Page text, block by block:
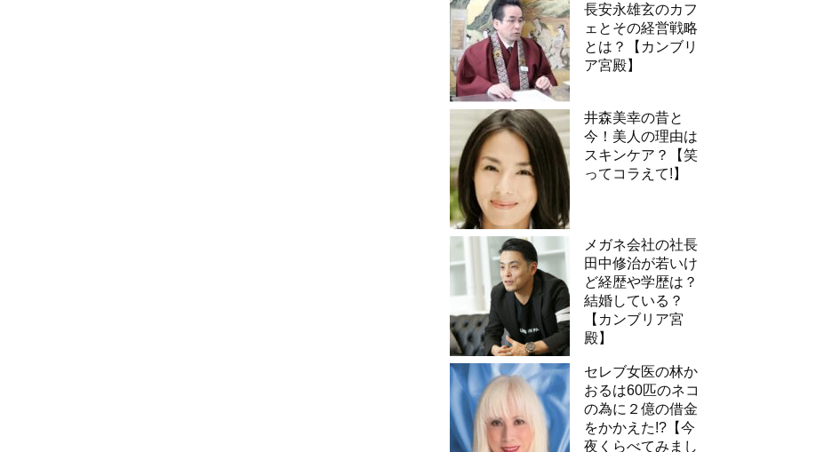
長安永雄玄のカフ
ェとその経営戦略
とは？【カンブリ
ア宮殿】
井森美幸の昔と
今！美人の理由は
スキンケア？【笑
ってコラえて!】
メガネ会社の社長
田中修治が若いけ
ど経歴や学歴は？
結婚している？
【カンブリア宮
殿】
セレブ女医の林か
おるは60匹のネコ
の為に２億の借金
をかかえた!?【今
夜くらべてみまし